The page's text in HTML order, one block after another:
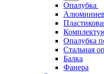
Опалубка
Опалубка
Стальная
Балка
Фанера